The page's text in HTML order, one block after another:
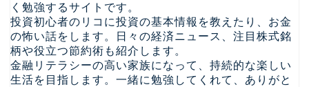
く勉強するサイトです。
投資初心者のリコに投資の基本情報を教えたり、お金
の怖い話をします。日々の経済ニュース、注目株式銘
柄や役立つ節約術も紹介します。
金融リテラシーの高い家族になって、持続的な楽しい
生活を目指します。一緒に勉強してくれて、ありがと